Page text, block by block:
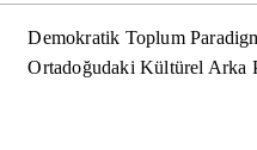
Demokratik Toplum
Ortadoğudaki Kültürel Arka